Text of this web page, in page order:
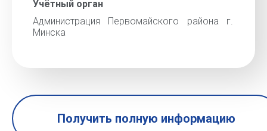
Учётный орган
Администрация Первомайского района г.
Минска
Получить полную информацию